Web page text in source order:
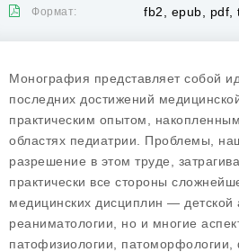
Формат: fb2, epub, pdf,
Монография представляет собой
последних достижений
практическим опытом,
областях педиатрии. Проблемы,
разрешение в этом труде,
практически все стороны
медицинских дисциплин — детской
реаниматологии, но и многие
патофизиологии, патоморфологии,